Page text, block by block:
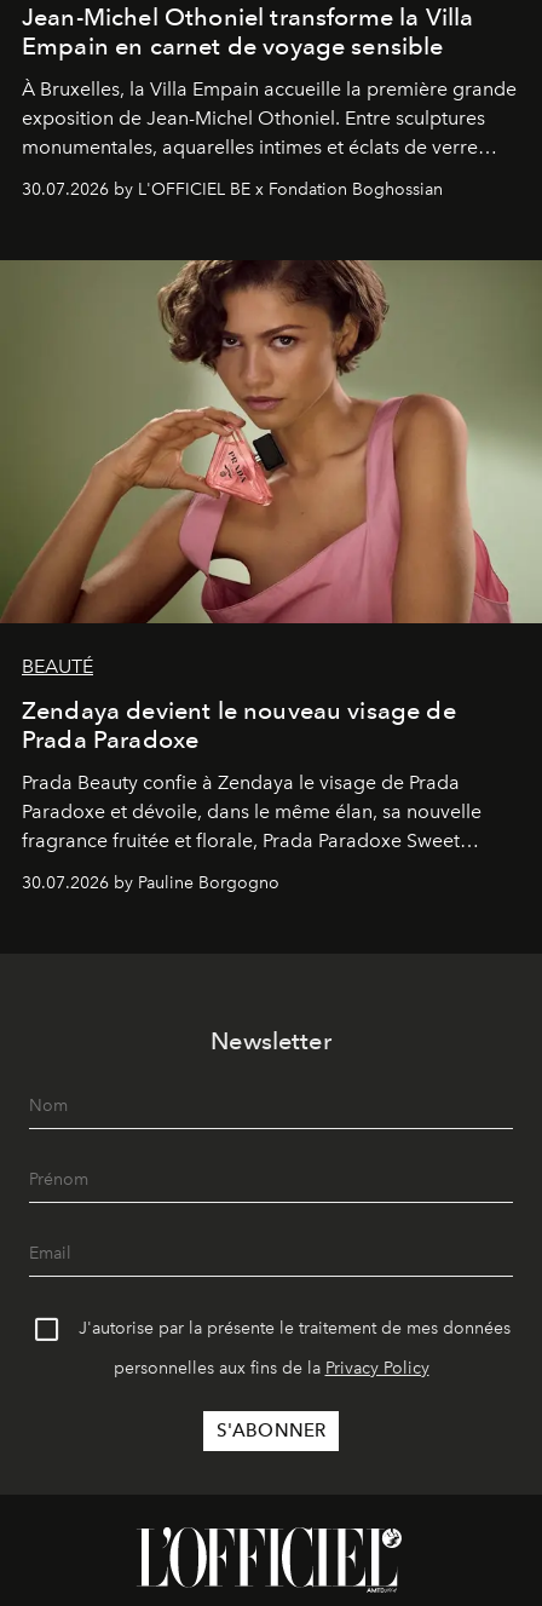
Jean-Michel Othoniel transforme la Villa
Empain en carnet de voyage sensible
À Bruxelles, la Villa Empain accueille la première grande
exposition de Jean-Michel Othoniel. Entre sculptures
monumentales, aquarelles intimes et éclats de verre
émotionnel où chaque œuvre devient le souvenir
émerveillement.
30.07.2026 by L'OFFICIEL BE x Fondation Boghossian
BEAUTÉ
Zendaya devient le nouveau visage de
Prada Paradoxe
Prada Beauty confie à Zendaya le visage de Prada
Paradoxe et dévoile, dans le même élan, sa nouvelle
fragrance fruitée et florale, Prada Paradoxe Sweet
30.07.2026 by Pauline Borgogno
Newsletter
J'autorise par la présente le traitement de mes données
personnelles aux fins de la Privacy Policy